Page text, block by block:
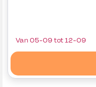
Van 05-09 tot 12-09